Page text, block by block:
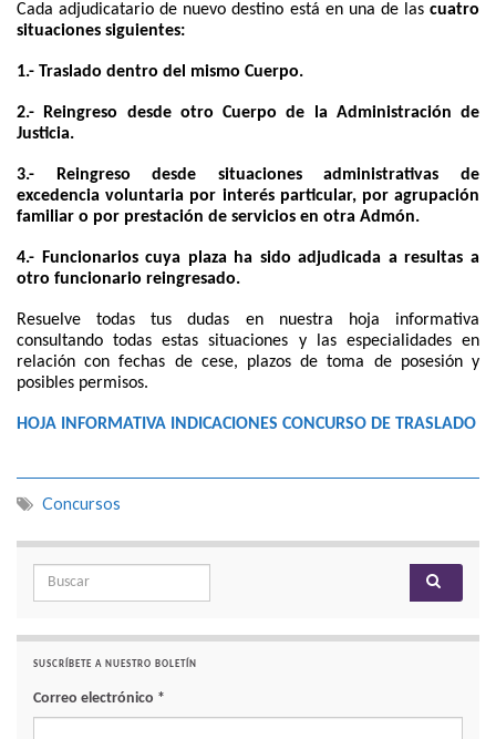
Cada adjudicatario de nuevo destino está en una de lascuatro
situaciones siguientes:
1.- Traslado dentro del mismo Cuerpo.
2.- Reingreso desde otro Cuerpo de la Administración de
Justicia.
3.- Reingreso desde situaciones administrativas de
excedencia voluntaria por interés particular, por agrupación
familiar o por prestación de servicios en otra Admón.
4.- Funcionarios cuya plaza ha sido adjudicada a resultas a
otro funcionario reingresado.
Resuelve todas tus dudas en nuestra hoja informativa
consultando todas estas situaciones y las especialidades en
relación con fechas de cese, plazos de toma de posesión y
posibles permisos.
HOJA INFORMATIVA INDICACIONES CONCURSO DE TRASLADO
Concursos
Search for:
SUSCRÍBETE A NUESTRO BOLETÍN
Correo electrónico *